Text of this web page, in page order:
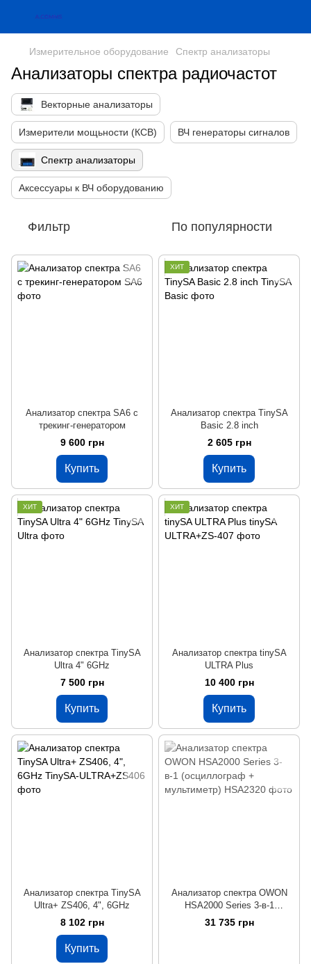
Измерительное оборудование Спектр анализаторы
Анализаторы спектра радиочастот
Векторные анализаторы
Измерители мощьности (КСВ) ВЧ генераторы сигналов
Спектр анализаторы
Аксессуары к ВЧ оборудованию
Фильтр По популярности
Анализатор спектра SA6 с
трекинг-генератором
9 600 грн
Купить
ХИТ
Анализатор спектра TinySA
Basic 2.8 inch
2 605 грн
Купить
ХИТ
Анализатор спектра TinySA
Ultra 4" 6GHz
7 500 грн
Купить
ХИТ
Анализатор спектра tinySA
ULTRA Plus
10 400 грн
Купить
Анализатор спектра TinySA
Ultra+ ZS406, 4", 6GHz
8 102 грн
Купить
Анализатор спектра OWON
HSA2000 Series 3-в-1
(осциллограф + мультиметр)
31 735 грн